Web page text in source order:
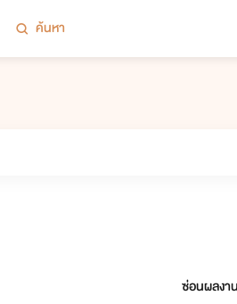
ค้นหา
ซ่อนผลงา